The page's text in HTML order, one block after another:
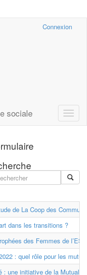
Connexion
sociale
Toggle
de La Coop des
dans les transitions ?
des Femmes de
: quel rôle pour les
: une initiative de la